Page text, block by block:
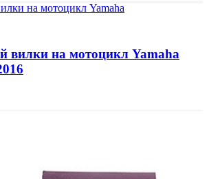
вилки на мотоцикл Yamaha